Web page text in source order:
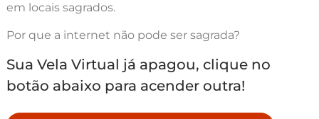
em locais sagrados.
Por que a internet não pode ser sagrada?
Sua Vela Virtual já apagou, clique no
botão abaixo para acender outra!